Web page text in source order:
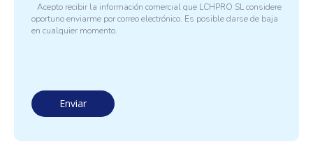
Acepto recibir la información comercial que LCHPRO SL considere
oportuno enviarme por correo electrónico. Es posible darse de baja
en cualquier momento.